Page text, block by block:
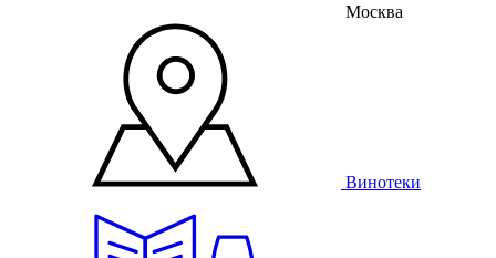
Москва
Винотеки